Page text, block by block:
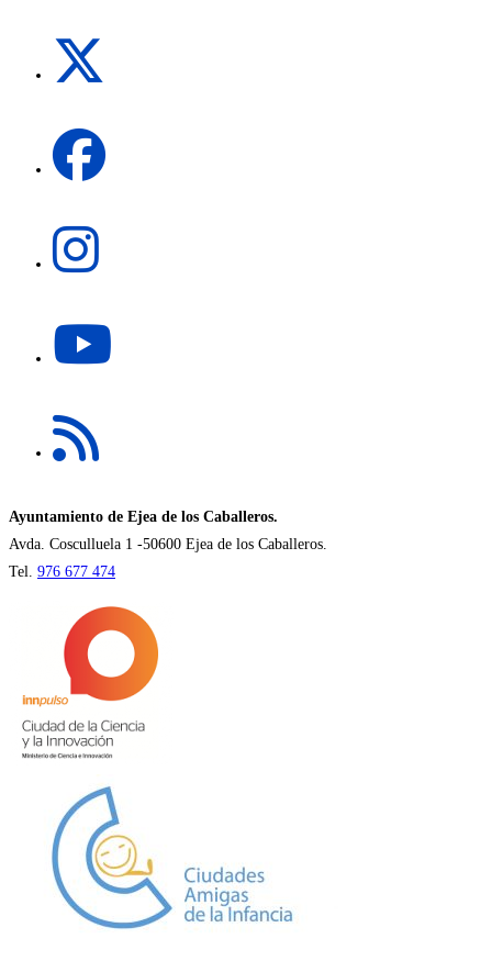
pestaña
abre
abre
nueva
pestaña
en
nueva
pestaña
Ayuntamiento de Ejea de los Caballeros.
Avda. Cosculluela 1 -50600 Ejea de los Caballeros.
Tel. 976 677 474